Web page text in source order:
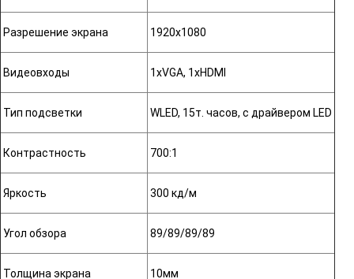
Разрешение экрана 1920х1080
Видеовходы 1xVGA, 1xHDMI
Тип подсветки WLED, 15т. часов, с драйвером LED
Контрастность 700:1
Яркость 300 кд/м
Угол обзора 89/89/89/89
Толщина экрана 10мм